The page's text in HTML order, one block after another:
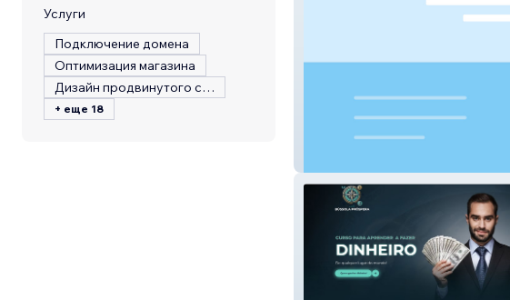
Услуги
Подключение домена
Оптимизация магазина
Дизайн продвинутого сайта
+ еще 18